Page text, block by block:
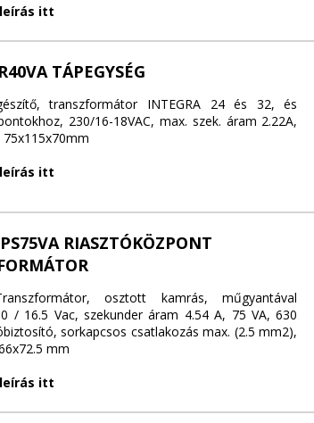
itt
TÁPEGYSÉG
transzformátor INTEGRA 24 és 32, és
230/16-18VAC, max. szek. áram 2.22A,
itt
RIASZTÓKÖZPONT
osztott kamrás, műgyantával
/ 16.5 Vac, szekunder áram 4.54 A, 75 VA, 630
sorkapcsos csatlakozás max. (2.5 mm2),
mm
itt